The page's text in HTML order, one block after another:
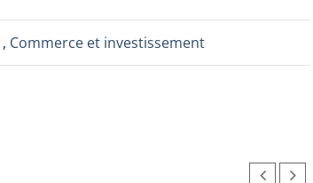
, Commerce et investissement